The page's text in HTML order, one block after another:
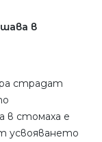
в
страдат
в стомаха е
усвояването